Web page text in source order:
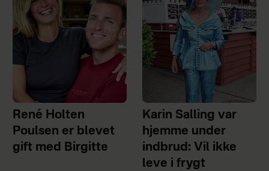
René Holten
Poulsen er blevet
gift med Birgitte
Karin Salling var
hjemme under
indbrud: Vil ikke
leve i frygt